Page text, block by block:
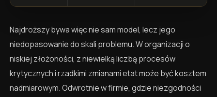
Najdroższy bywa więc nie sam model, lecz jego
niedopasowanie do skali problemu. W organizacji o
niskiej złożoności, z niewielką liczbą procesów
krytycznych i rzadkimi zmianami etat może być kosztem
nadmiarowym. Odwrotnie w firmie, gdzie niezgodności